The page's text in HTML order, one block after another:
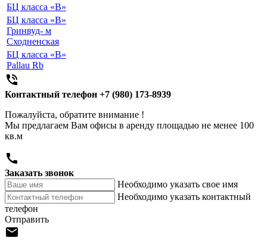
БЦ класса «B»
БЦ класса «B»
Гринвуд- м
Сходненская
БЦ класса «B»
Pallau Rb

Контактный телефон +7 (980) 173-8939
Пожалуйста, обратите внимание !
Мы предлагаем Вам офисы в аренду площадью не менее 100
кв.м

Заказать звонок
Необходимо указать свое имя
Необходимо указать контактный
телефон
Отправить
